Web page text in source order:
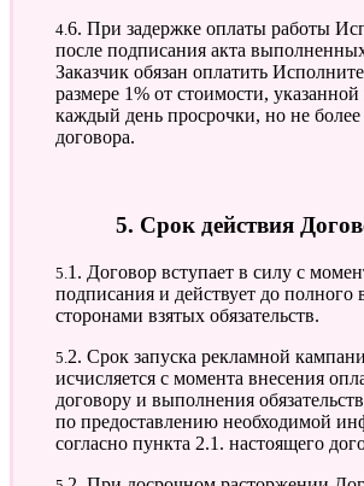
4.6. При задержке оплаты работы Исполнителя
после подписания акта
Заказчик обязан оплатить
размере 1% от стоимости, указанной
каждый день просрочки, но не
договора.
5. Срок действия
5.1. Договор вступает в силу с момента
подписания и действует до полного
сторонами взятых обязательств.
5.2. Срок запуска рекламной кампании
исчисляется с момента внесения
договору и выполнения
по предоставлению необходимой
согласно пункта 2.1. настоящего